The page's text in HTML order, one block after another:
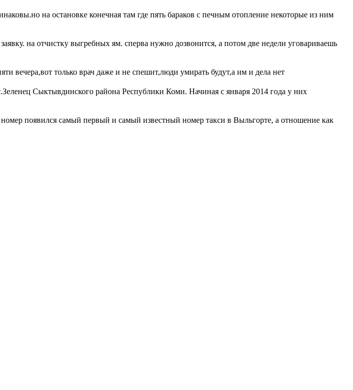
на остановке конечная там где пять бараков с печным отопление некоторые из ним
на отчистку выгребных ям. сперва нужно дозвонится, а потом две недели уговариваешь
вечера,вот только врач даже и не спешит,люди умирать будут,а им и дела нет
Сыктывдинского района Республики Коми. Начиная с января 2014 года у них
появился самый первый и самый известный номер такси в Выльгорте, а отношение как